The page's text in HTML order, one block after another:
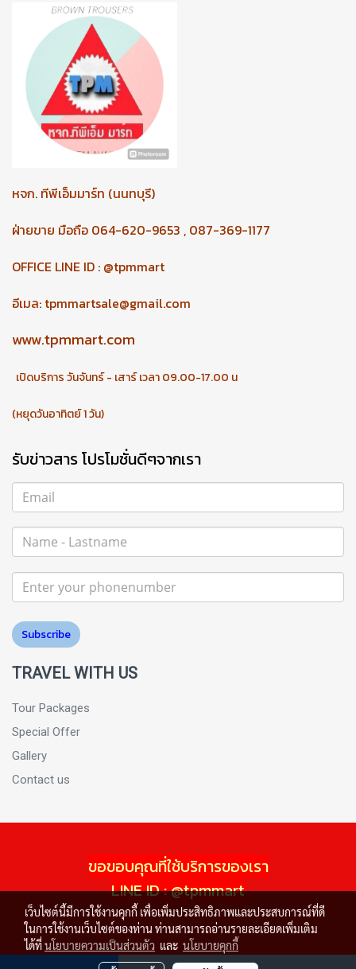
หจก. ทีพีเอ็มมาร์ท (นนทบุรี)
ฝ่ายขาย มือถือ 064-620-9653 , 087-369-1177
OFFICE LINE ID : @tpmmart
อีเมล: tpmmartsale@gmail.com
www.tpmmart.com
เปิดบริการ วันจันทร์ - เสาร์ เวลา 09.00-17.00 น
(หยุดวันอาทิตย์ 1 วัน)
รับข่าวสาร โปรโมชั่นดีๆจากเรา
Subscribe
TRAVEL WITH US
Tour Packages
Special Offer
Gallery
Contact us
ขอขอบคุณที่ใช้บริการของเรา
LINE ID : @tpmmart
เว็บไซต์นี้มีการใช้งานคุกกี้ เพื่อเพิ่มประสิทธิภาพและประสบการณ์ที่ดี
ในการใช้งานเว็บไซต์ของท่าน ท่านสามารถอ่านรายละเอียดเพิ่มเติม
ได้ที่นโยบายความเป็นส่วนตัว และ นโยบายคุกกี้